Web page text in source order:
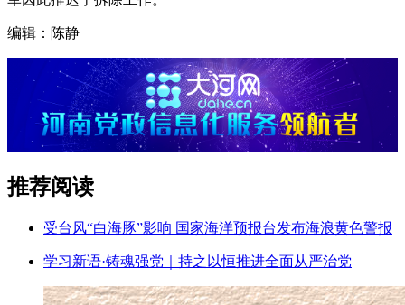
编辑：陈静
推荐阅读
受台风“白海豚”影响 国家海洋预报台发布海浪黄色警报
学习新语·铸魂强党｜持之以恒推进全面从严治党